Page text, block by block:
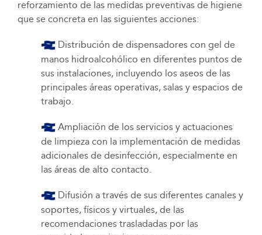
reforzamiento de las medidas preventivas de higiene
que se concreta en las siguientes acciones:
Distribución de dispensadores con gel de
manos hidroalcohólico en diferentes puntos de
sus instalaciones, incluyendo los aseos de las
principales áreas operativas, salas y espacios de
trabajo.
Ampliación de los servicios y actuaciones
de limpieza con la implementación de medidas
adicionales de desinfección, especialmente en
las áreas de alto contacto.
Difusión a través de sus diferentes canales y
soportes, físicos y virtuales, de las
recomendaciones trasladadas por las